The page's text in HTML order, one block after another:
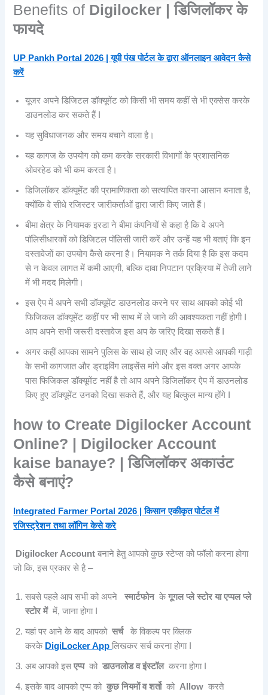
Benefits of Digilocker | डिजिलॉकर के
फायदे
UP Pankh Portal 2026 | यूपी पंख पोर्टल के द्वारा ऑनलाइन आवेदन कैसे
करें
यूजर अपने डिजिटल डॉक्यूमेंट को किसी भी समय कहीं से भी एक्सेस करके
डाउनलोड कर सकते हैं I
यह सुविधाजनक और समय बचाने वाला है।
यह कागज के उपयोग को कम करके सरकारी विभागों के प्रशासनिक
ओवरहेड को भी कम करता है।
डिजिलॉकर डॉक्यूमेंट की प्रामाणिकता को सत्यापित करना आसान बनाता है,
क्योंकि वे सीधे रजिस्टर जारीकर्ताओं द्वारा जारी किए जाते हैं।
बीमा क्षेत्र के नियामक इरडा ने बीमा कंपनियों से कहा है कि वे अपने
पॉलिसीधारकों को डिजिटल पॉलिसी जारी करें और उन्हें यह भी बताएं कि इन
दस्तावेजों का उपयोग कैसे करना है। नियामक ने तर्क दिया है कि इस कदम
से न केवल लागत में कमी आएगी, बल्कि दावा निपटान प्रक्रिया में तेजी लाने
में भी मदद मिलेगी।
इस ऐप में अपने सभी डॉक्यूमेंट डाउनलोड करने पर साथ आपको कोई भी
फिजिकल डॉक्यूमेंट कहीं पर भी साथ में ले जाने की आवश्यकता नहीं होगी I
आप अपने सभी जरूरी दस्तावेज इस अप के जरिए दिखा सकते हैं I
अगर कहीं आपका सामने पुलिस के साथ हो जाए और वह आपसे आपकी गाड़ी
के सभी कागजात और ड्राइविंग लाइसेंस मांगे और इस वक्त अगर आपके
पास फिजिकल डॉक्यूमेंट नहीं है तो आप अपने डिजिलॉकर ऐप में डाउनलोड
किए हुए डॉक्यूमेंट उनको दिखा सकते हैं, और यह बिल्कुल मान्य होंगे I
how to Create Digilocker Account
Online? | Digilocker Account
kaise banaye? | डिजिलॉकर अकाउंट
कैसे बनाएं?
Integrated Farmer Portal 2026 | किसान एकीकृत पोर्टल में
रजिस्ट्रेशन तथा लॉगिन केसे करे
Digilocker Account बनाने हेतु आपको कुछ स्टेप्स कोे फॉलो करना होगा
जो कि, इस प्रकार से है –
सबसे पहले आप सभी को अपने स्मार्टफोन केगूगल प्ले स्टोर या एप्पल प्ले
स्टोर में में, जाना होगा I
यहां पर आने के बाद आपको सर्च
के विकल्प पर क्लिक
करके DigiLocker Appलिखकर सर्च करना होगा I
अब आपको इसएप्प को डाउनलोड व इंस्टॉल करना होगा I
इसके बाद आपको एप्प को कुछ नियमों व शर्तो को Allow करते